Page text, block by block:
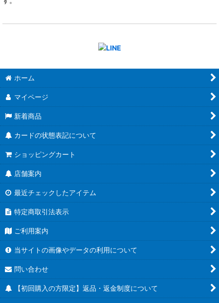
ホーム
マイページ
新着商品
カードの状態表記について
ショッピングカート
店舗案内
最近チェックしたアイテム
特定商取引法表示
ご利用案内
当サイトの画像やデータの利用について
問い合わせ
【初回購入の方限定】返品・返金制度について